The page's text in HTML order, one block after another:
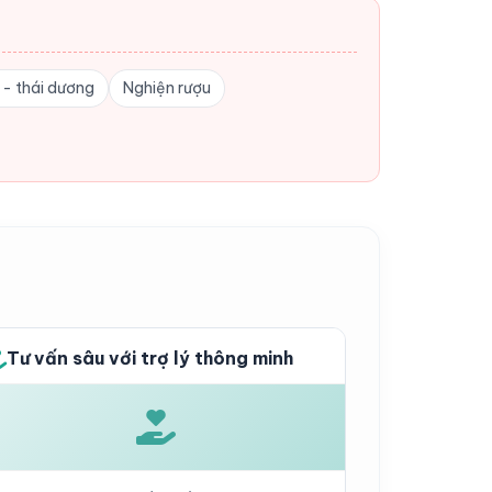
thái dương Nghiện rượu
Tư vấn sâu với trợ lý thông minh